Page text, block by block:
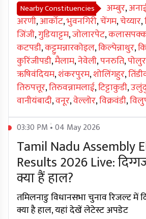
Nearby Constituencies अम्बुर,
अरणी,आर्कोट,भुवनगिरी,चेंगम,चेय्यार,
जिंजी,गुडियाट्टम,जोलारपेट,
कटपडी,कट्टुमन्नारकोइल,किल्पेन्नाथुर,
कुरिंजीपडी,मैलाम,नेवेली,पनरुति,पोलुर
ऋषिवंदियम,शंकरपुरम,शोलिंगहुर,
तिरुपत्तूर,तिरुवन्नामलाई,टिट्टाकुडी,
वानीयंबादी,वनूर,वेल्लोर,विक्रवंडी,
03:30 PM • 04 May 2026
Tamil Nadu Assembly
Results 2026 Live:
क्या हैं हाल?
तमिलनाडु विधानसभा चुनाव रिजल्ट में
क्या है हाल, यहां देखें लेटेस्ट अपडेट